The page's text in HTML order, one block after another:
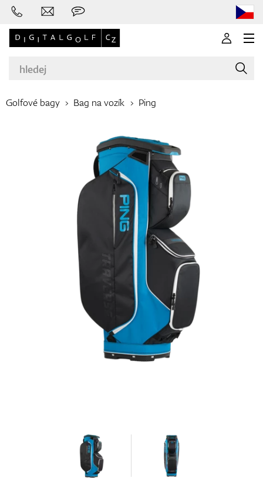
Golfové hole
Oblečení
Boty
Rukavice
Golfové bagy Bag na vozík Ping